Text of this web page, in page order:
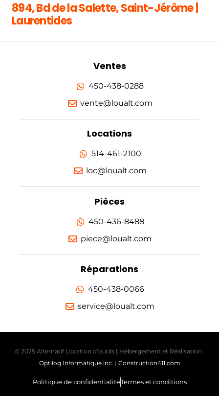
894, Bd de la Salette, Saint-Jérôme |
Laurentides
Ventes
450-438-0288
vente@loualt.com
Locations
514-461-2100
loc@loualt.com
Pièces
450-436-8488
piece@loualt.com
Réparations
450-438-0066
service@loualt.com
© 2025 Alternatif Location d’outils | Hébergement et Réalisation :
Optilog Informatique inc. | Construction411.com
Politique de confidentialitéTermes et conditions